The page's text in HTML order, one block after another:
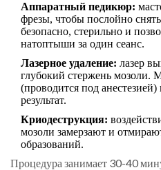
Аппаратный педикюр:
фрезы, чтобы послойно
безопасно, стерильно и
натоптыши за один сеанс.
Лазерное удаление: лазер
глубокий стержень мозоли.
(проводится под
результат.
Криодеструкция:
мозоли замерзают и
образований.
Процедура занимает 30-40